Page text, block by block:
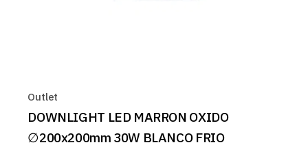
Outlet
DOWNLIGHT LED MARRON OXIDO
∅200x200mm 30W BLANCO FRIO